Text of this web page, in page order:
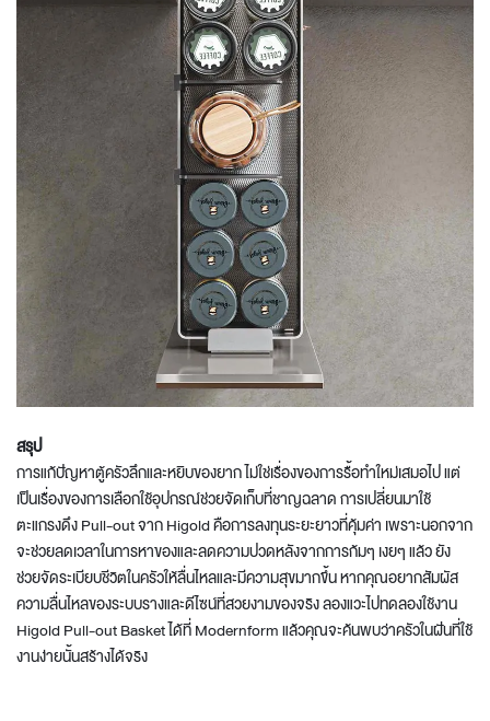
สรุป
การแก้ปัญหาตู้ครัวลึกและหยิบของยาก ไม่ใช่เรื่องของการรื้อทำใหม่เสมอไป แต่
เป็นเรื่องของการเลือกใช้อุปกรณ์ช่วยจัดเก็บที่ชาญฉลาด การเปลี่ยนมาใช้
ตะแกรงดึง Pull-out จากHigoldคือการลงทุนระยะยาวที่คุ้มค่า เพราะนอกจาก
จะช่วยลดเวลาในการหาของและลดความปวดหลังจากการก้มๆ เงยๆ แล้ว ยัง
ช่วยจัดระเบียบชีวิตในครัวให้ลื่นไหลและมีความสุขมากขึ้น หากคุณอยากสัมผัส
ความลื่นไหลของระบบรางและดีไซน์ที่สวยงามของจริง ลองแวะไปทดลองใช้งาน
HigoldPull-out Basket ได้ที่ Modernform แล้วคุณจะค้นพบว่าครัวในฝันที่ใช้
งานง่ายนั้นสร้างได้จริง